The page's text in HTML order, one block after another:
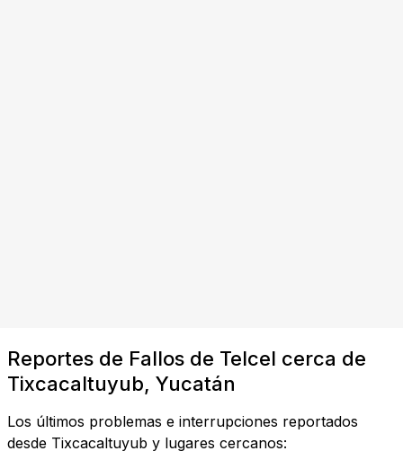
Reportes de Fallos de Telcel cerca de
Tixcacaltuyub, Yucatán
Los últimos problemas e interrupciones reportados
desde Tixcacaltuyub y lugares cercanos: